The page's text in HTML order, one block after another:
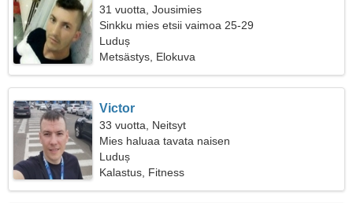
31 vuotta, Jousimies
Sinkku mies etsii vaimoa 25-29
Luduș
Metsästys, Elokuva
Victor
33 vuotta, Neitsyt
Mies haluaa tavata naisen
Luduș
Kalastus, Fitness